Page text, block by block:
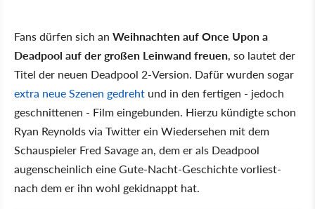
Fans dürfen sich an Weihnachten auf Once Upon a
Deadpool auf der großen Leinwand freuen, so lautet der
Titel der neuen Deadpool 2-Version. Dafür wurden sogar
extra neue Szenen gedreht und in den fertigen - jedoch
geschnittenen - Film eingebunden. Hierzu kündigte schon
Ryan Reynolds via Twitter ein Wiedersehen mit dem
Schauspieler Fred Savage an, dem er als Deadpool
augenscheinlich eine Gute-Nacht-Geschichte vorliest-
nach dem er ihn wohl gekidnappt hat.